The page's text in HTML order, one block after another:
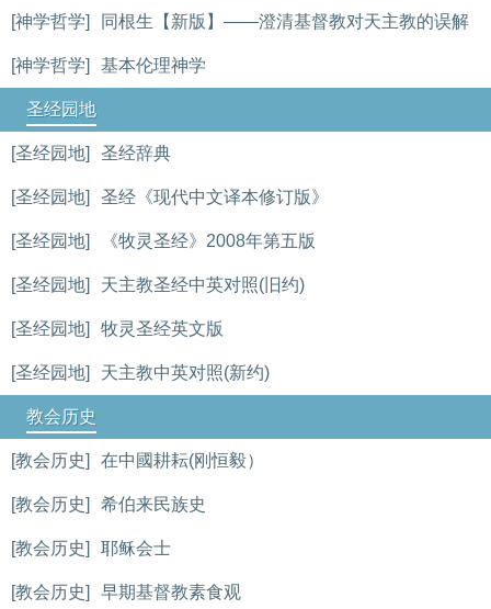
[神学哲学] 同根生【新版】——澄清基督教对天主教的误解
[神学哲学] 基本伦理神学
圣经园地
[圣经园地] 圣经辞典
[圣经园地] 圣经《现代中文译本修订版》
[圣经园地] 《牧灵圣经》2008年第五版
[圣经园地] 天主教圣经中英对照(旧约)
[圣经园地] 牧灵圣经英文版
[圣经园地] 天主教中英对照(新约)
教会历史
[教会历史] 在中國耕耘(刚恒毅）
[教会历史] 希伯来民族史
[教会历史] 耶稣会士
[教会历史] 早期基督教素食观